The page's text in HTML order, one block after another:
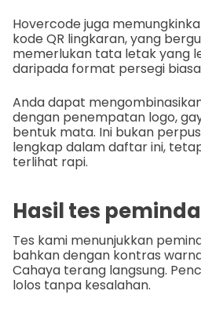
Hovercode juga
kode QR lingkaran, yang
memerlukan tata letak yang
daripada format persegi
Anda dapat
dengan penempatan logo,
bentuk mata. Ini bukan
lengkap dalam daftar ini,
terlihat rapi.
Hasil tes
Tes kami menunjukkan
bahkan dengan kontras
Cahaya terang langsung.
lolos tanpa kesalahan.